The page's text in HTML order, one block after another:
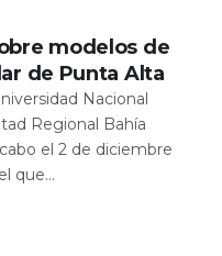
modelos de
de Punta Alta
Nacional
Regional Bahía
el 2 de diciembre
que...